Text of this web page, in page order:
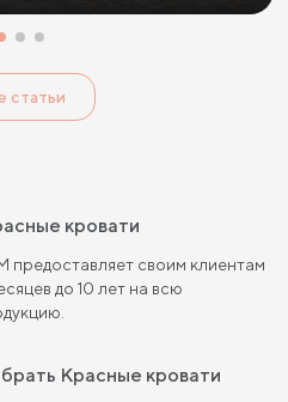
Кровати светлых цветов
Кровати желтого цвета
Кровати оранжевого цвета
статьи
кровати
своим клиентам
до 10 лет на всю
Красные кровати